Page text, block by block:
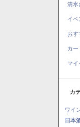
清水
イベ
おす
カー
マイ
カテ
ワイ
日本